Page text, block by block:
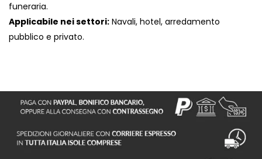
funeraria.
Applicabile nei settori: Navali, hotel, arredamento
pubblico e privato.